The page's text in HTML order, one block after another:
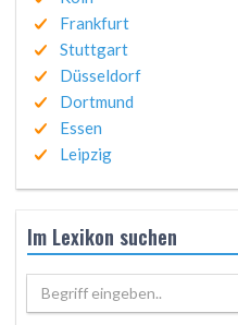
Frankfurt
Stuttgart
Düsseldorf
Dortmund
Essen
Leipzig
Im Lexikon suchen
Begriff eingeben..